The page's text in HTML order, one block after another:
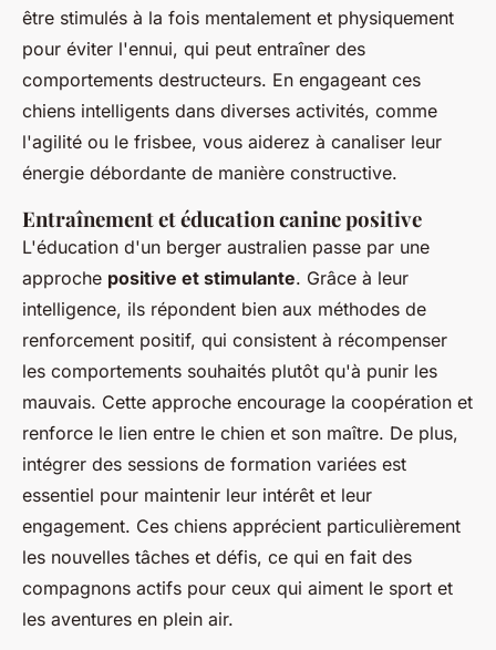
être stimulés à la fois mentalement et physiquement
pour éviter l'ennui, qui peut entraîner des
comportements destructeurs. En engageant ces
chiens intelligents dans diverses activités, comme
l'agilité ou le frisbee, vous aiderez à canaliser leur
énergie débordante de manière constructive.
Entraînement et éducation canine positive
L'éducation d'un berger australien passe par une
approche positive et stimulante. Grâce à leur
intelligence, ils répondent bien aux méthodes de
renforcement positif, qui consistent à récompenser
les comportements souhaités plutôt qu'à punir les
mauvais. Cette approche encourage la coopération et
renforce le lien entre le chien et son maître. De plus,
intégrer des sessions de formation variées est
essentiel pour maintenir leur intérêt et leur
engagement. Ces chiens apprécient particulièrement
les nouvelles tâches et défis, ce qui en fait des
compagnons actifs pour ceux qui aiment le sport et
les aventures en plein air.